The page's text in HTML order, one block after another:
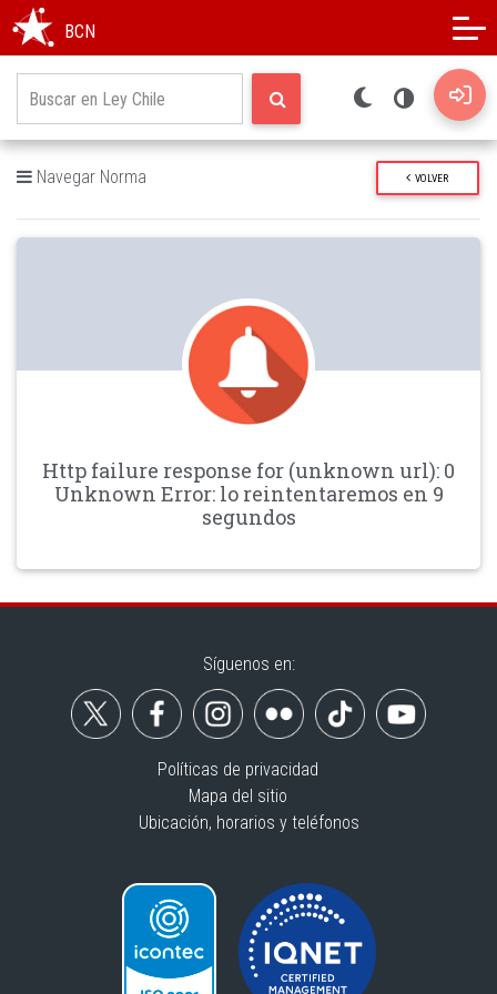
BCN
Navegar Norma VOLVER
Http failure response for (unknown url): 0
Unknown Error: lo reintentaremos en 9
segundos
Síguenos en:
Políticas de privacidad
Mapa del sitio
Ubicación, horarios y teléfonos